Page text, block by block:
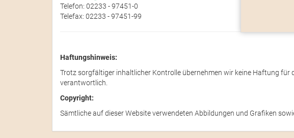
Telefon: 02233 - 97451-0
Telefax: 02233 - 97451-99
Haftungshinweis:
Trotz sorgfältiger inhaltlicher Kontrolle übernehmen wir keine Haftung für
verantwortlich.
Copyright:
Sämtliche auf dieser Website verwendeten Abbildungen und Grafiken